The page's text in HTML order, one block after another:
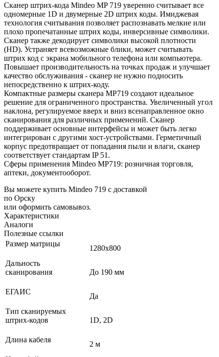
Cканер штрих-кода Mindeo MP 719 уверенно считывает все
одномерные 1D и двумерные 2D штрих коды. Имиджевая
технология считывания позволяет распознавать мелкие или
плохо пропечатанные штрих коды, инверсивные символики.
Сканер также декодирует символики высокой плотности
(HD). Устраняет всевозможные блики, может считывать
штрих код с экрана мобильного телефона или компьютера.
Повышает производительность на точках продаж и улучшает
качество обслуживания - сканер не нужно подносить
непосредственно к штрих-коду.
Компактные размеры сканера MP719 создают идеальное
решение для ограниченного пространства. Увеличенный угол
наклона, регулируемое вверх и вниз всенаправленное окно
сканирования для различных применений. Сканер
поддерживает основные интерфейсы и может быть легко
интегрирован с другими хост-устройствами. Герметичный
корпус предотвращает от попадания пыли и влаги, сканер
соответствует стандартам IP 51.
Сферы применения Mindeo MP719: розничная торговля,
аптеки, документооборот.
Вы можете купить Mindeo 719 с доставкой
по Орску
или оформить самовывоз.
Характеристики
Аналоги
Полезные ссылки
Размер матрицы
1280х800
Дальность
сканирования
До 190 мм
ЕГАИС
Да
Тип сканируемых
штрих-кодов
1D, 2D
Длина кабеля
2 м